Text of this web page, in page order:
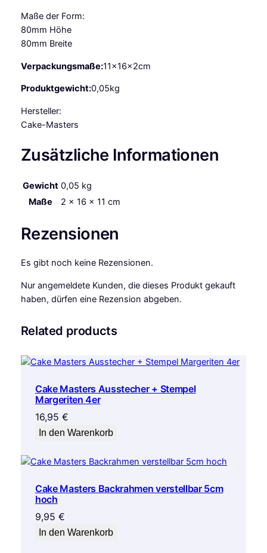
g
e
Maße der Form:
80mm Höhe
80mm Breite
Verpackungsmaße:11x16x2cm
Produktgewicht:0,05kg
Hersteller:
Cake-Masters
Zusätzliche Informationen
Gewicht 0,05 kg
Maße
2 × 16 × 11 cm
Rezensionen
Es gibt noch keine Rezensionen.
Nur angemeldete Kunden, die dieses Produkt gekauft
haben, dürfen eine Rezension abgeben.
Related products
Cake Masters Ausstecher + Stempel
Margeriten 4er
16,95 €
In den Warenkorb
Cake Masters Backrahmen verstellbar 5cm
hoch
9,95 €
In den Warenkorb